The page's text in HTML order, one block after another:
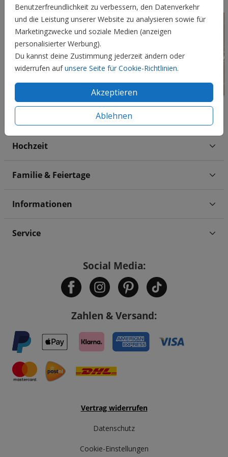
Benutzerfreundlichkeit zu verbessern, den Datenverkehr
und die Leistung unserer Website zu analysieren sowie für
Marketingzwecke und soziale Medien (anzeigen
personalisierter Werbung).
Du kannst deine Zustimmung jederzeit ändern oder
widerrufen aufunsere Seite für Cookie-Richtlinien.
Akzeptieren
Ablehnen
Hochzeit
Familie & Feiertage
Informationen
Service
Social Media:
Zahlen & Versand:
Vertrag widerrufen
Datenschutz
Cookie-Einstellungen